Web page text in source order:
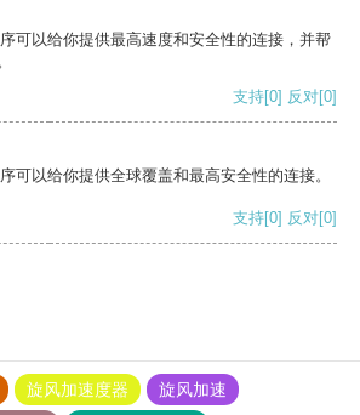
可以给你提供最高速度和安全性的连接，并帮
支持[0] 反对[0]
可以给你提供全球覆盖和最高安全性的连接。
支持[0] 反对[0]
旋风加速度器
旋风加速